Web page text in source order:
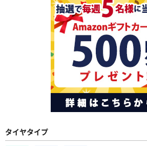
タイヤタイプ